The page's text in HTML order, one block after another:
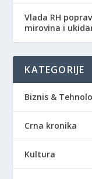
Vlada RH
mirovina i
KATEGORIJE
Biznis &
Crna kronika
Kultura